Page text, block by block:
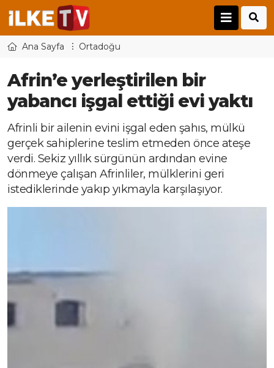
Ana Sayfa Ortadoğu
Afrin’e yerleştirilen bir
yabancı işgal ettiği evi yaktı
Afrinli bir ailenin evini işgal eden şahıs, mülkü
gerçek sahiplerine teslim etmeden önce ateşe
verdi. Sekiz yıllık sürgünün ardından evine
dönmeye çalışan Afrinliler, mülklerini geri
istediklerinde yakıp yıkmayla karşılaşıyor.